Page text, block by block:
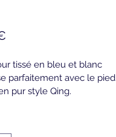
tissé en bleu et blanc
parfaitement avec le pied
pur style Qing.
être acheté